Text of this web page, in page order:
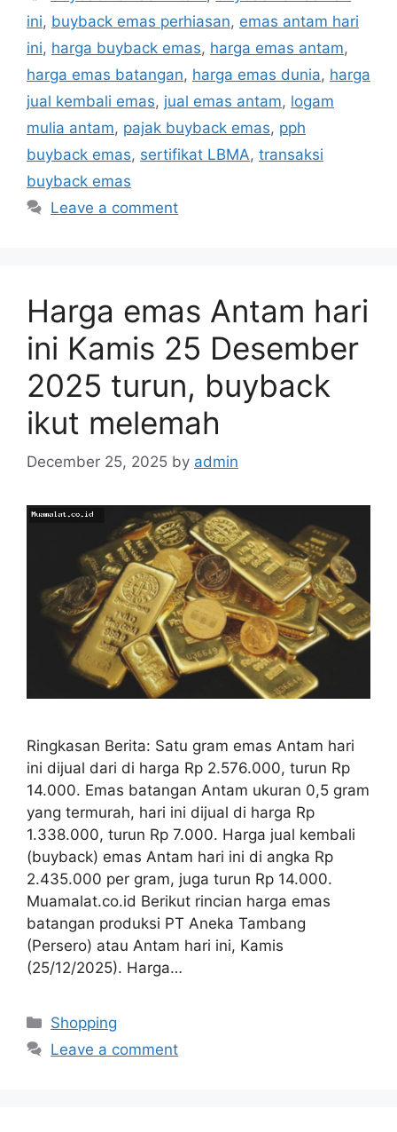
ini, buyback emas perhiasan, emas antam hari
ini, harga buyback emas, harga emas antam,
harga emas batangan, harga emas dunia, harga
jual kembali emas, jual emas antam, logam
mulia antam, pajak buyback emas, pph
buyback emas, sertifikat LBMA, transaksi
buyback emas
Leave a comment
Harga emas Antam hari
ini Kamis 25 Desember
2025 turun, buyback
ikut melemah
December 25, 2025 by admin
Ringkasan Berita: Satu gram emas Antam hari
ini dijual dari di harga Rp 2.576.000, turun Rp
14.000. Emas batangan Antam ukuran 0,5 gram
yang termurah, hari ini dijual di harga Rp
1.338.000, turun Rp 7.000. Harga jual kembali
(buyback) emas Antam hari ini di angka Rp
2.435.000 per gram, juga turun Rp 14.000.
Muamalat.co.id Berikut rincian harga emas
batangan produksi PT Aneka Tambang
(Persero) atau Antam hari ini, Kamis
(25/12/2025). Harga…
Categories
Shopping
Leave a comment